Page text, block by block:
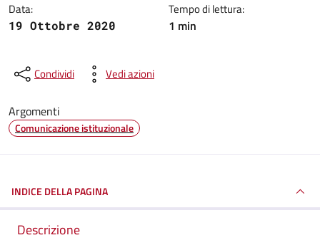
Data:
19 Ottobre 2020
Tempo di lettura:
1 min
Condividi Vedi azioni
Argomenti
Comunicazione istituzionale
INDICE DELLA PAGINA
Descrizione